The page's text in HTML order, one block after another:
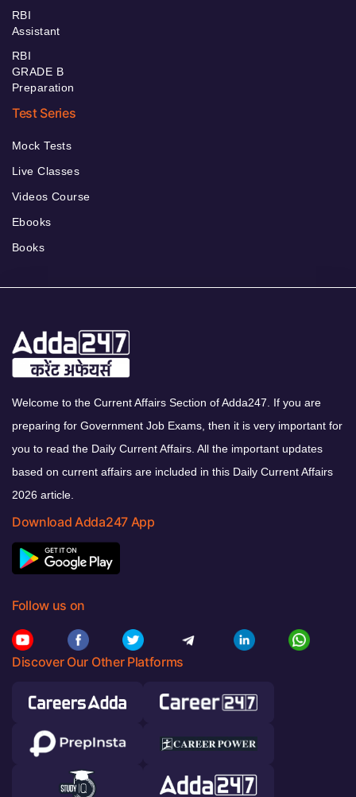
RBI
Assistant
RBI
GRADE B
Preparation
Test Series
Mock Tests
Live Classes
Videos Course
Ebooks
Books
Welcome to the Current Affairs Section of Adda247. If you are
preparing for Government Job Exams, then it is very important for
you to read the Daily Current Affairs. All the important updates
based on current affairs are included in this Daily Current Affairs
2026 article.
Download Adda247 App
Follow us on
Discover Our Other Platforms